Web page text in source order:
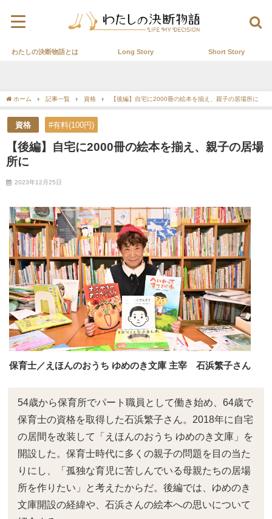
わたしの決断物語とは Long Story Short Story
ホーム 記事一覧 資格 【後編】自宅に2000冊の絵本を揃え、親子の居場所に
資格 #有料(100円)
【後編】自宅に2000冊の絵本を揃え、親子の居場
所に
2023年12月25日
保育士／えほんのおうち ゆめのき文庫 主宰 石浜繁子さん
54歳から保育所でパート職員として働き始め、64歳で
保育士の資格を取得した石浜繁子さん。2018年に自宅
の居間を改装して「えほんのおうち ゆめのき文庫」を
開設した。保育士時代に多くの親子の問題を目の当た
りにし、「孤独な育児に苦しんでいる母親たちの居場
所を作りたい」と考えたからだ。後編では、ゆめのき
文庫開設の経緯や、石浜さんの絵本への思いについて